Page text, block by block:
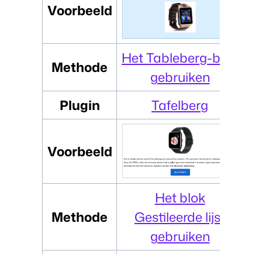
Voorbeeld
Methode
Het Tableberg-blok
gebruiken
Plugin
Tafelberg
Voorbeeld
Methode
Het blok
Gestileerde lijst
gebruiken